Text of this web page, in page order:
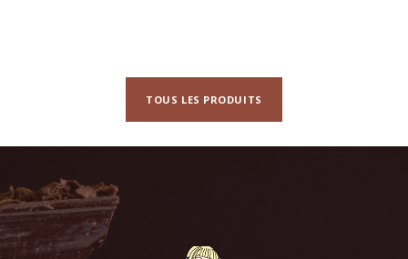
TOUS LES PRODUITS